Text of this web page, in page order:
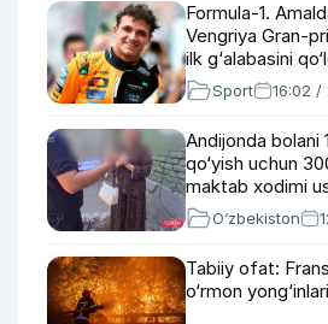
Formula-1.
Vengriya Gran-
ilk g‘alabasini
Sport 16:02 /
Andijonda bolani
qo‘yish uchun
maktab xodimi
O‘zbekiston
Tabiiy ofat:
o‘rmon